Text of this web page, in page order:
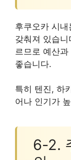
후쿠오카 시
갖춰져 있습
르므로 예산
좋습니다.
특히 텐진, 하
어나 인기가
6-2.